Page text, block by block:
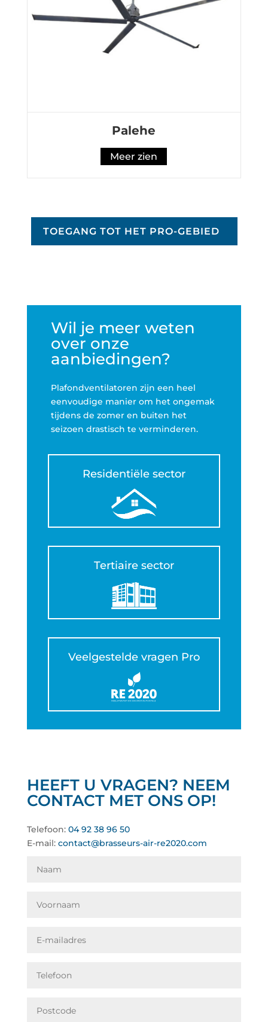
Palehe
Meer zien
TOEGANG TOT HET PRO-GEBIED
Wil je meer weten
over onze
aanbiedingen?
Plafondventilatoren zijn een heel
eenvoudige manier om het ongemak
tijdens de zomer en buiten het
seizoen drastisch te verminderen.
Residentiële sector
Tertiaire sector
Veelgestelde vragen Pro
HEEFT U VRAGEN? NEEM
CONTACT MET ONS OP!
Telefoon: 04 92 38 96 50
E-mail: contact@brasseurs-air-re2020.com